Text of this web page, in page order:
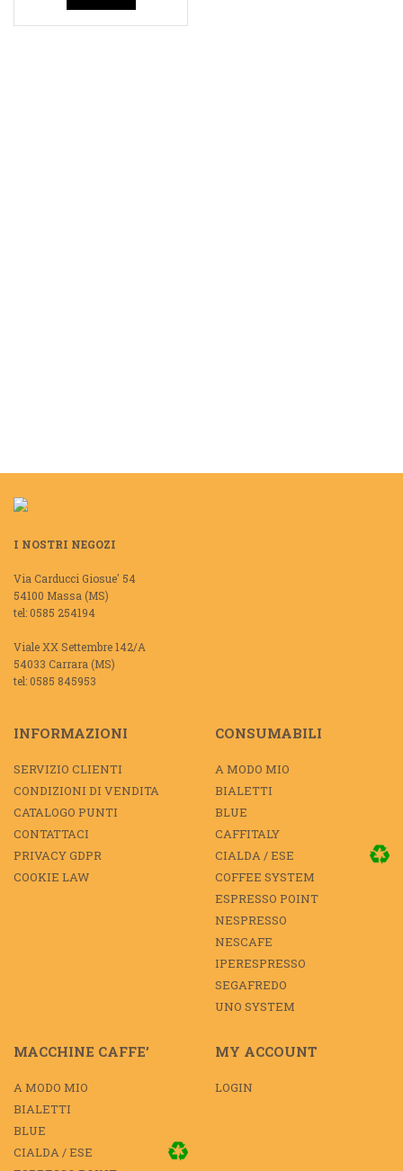
I NOSTRI NEGOZI
Via Carducci Giosue' 54
54100 Massa (MS)
tel: 0585 254194
Viale XX Settembre 142/A
54033 Carrara (MS)
tel: 0585 845953
INFORMAZIONI
SERVIZIO CLIENTI
CONDIZIONI DI VENDITA
CATALOGO PUNTI
CONTATTACI
PRIVACY GDPR
COOKIE LAW
CONSUMABILI
A MODO MIO
BIALETTI
BLUE
CAFFITALY
CIALDA / ESE
COFFEE SYSTEM
ESPRESSO POINT
NESPRESSO
NESCAFE
IPERESPRESSO
SEGAFREDO
UNO SYSTEM
MACCHINE CAFFE’
A MODO MIO
BIALETTI
BLUE
CIALDA / ESE
MY ACCOUNT
LOGIN